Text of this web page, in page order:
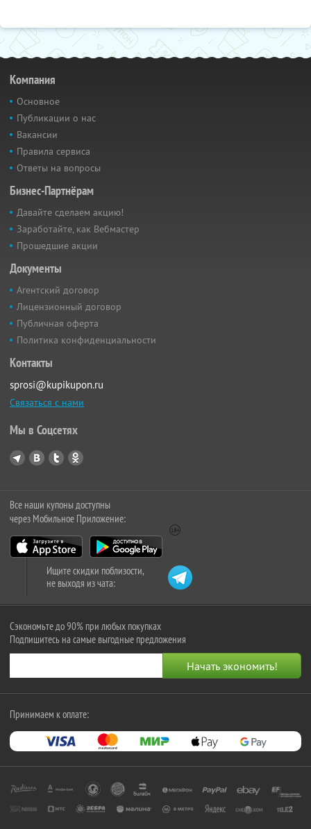
Компания
Основное
Публикации о нас
Вакансии
Правила сервиса
Ответы на вопросы
Бизнес-Партнёрам
Давайте сделаем акцию!
Заработайте, как Вебмастер
Прошедшие акции
Документы
Агентский договор
Лицензионный договор
Публичная оферта
Политика конфиденциальности
Контакты
sprosi@kupikupon.ru
Связаться с нами
Мы в Соцсетях
Все наши купоны доступны
через Мобильное Приложение:
Ищите скидки поблизости,
не выходя из чата:
Сэкономьте до 90% при любых покупках
Подпишитесь на самые выгодные предложения
Принимаем к оплате: